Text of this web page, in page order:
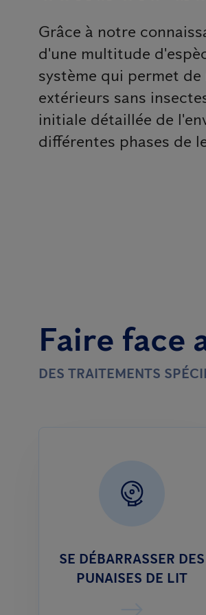
Grâce à notre
d'une multitude
système qui permet
extérieurs sans
initiale détaillée de
différentes phases de
Faire face
DES TRAITEMENTS
SE DÉBARRASSER DES
PUNAISES DE LIT